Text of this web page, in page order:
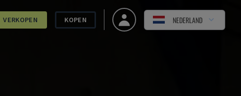
VERKOPEN KOPEN NEDERLAND